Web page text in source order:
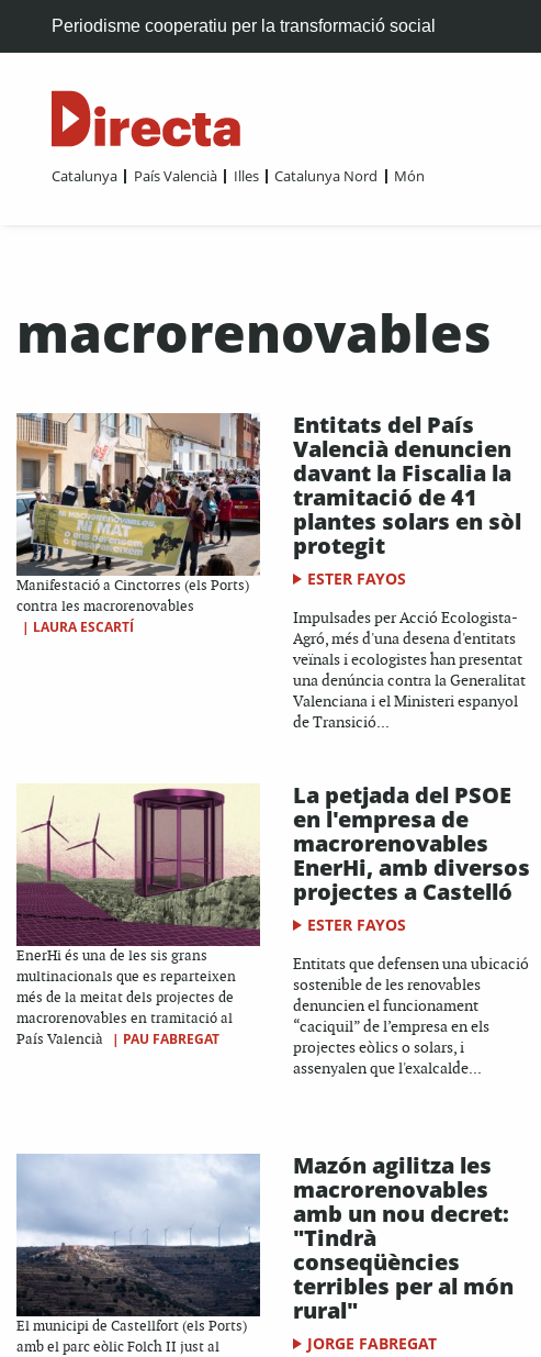
Periodisme cooperatiu per la transformació social
Catalunya País Valencià Illes Catalunya Nord Món
macrorenovables
Manifestació a Cinctorres (els Ports)
contra les macrorenovables
| LAURA ESCARTÍ
Entitats del País
Valencià denuncien
davant la Fiscalia la
tramitació de 41
plantes solars en sòl
protegit
ESTER FAYOS
Impulsades per Acció Ecologista-
Agró, més d'una desena d'entitats
veïnals i ecologistes han presentat
una denúncia contra la Generalitat
Valenciana i el Ministeri espanyol
de Transició...
EnerHi és una de les sis grans
multinacionals que es reparteixen
més de la meitat dels projectes de
macrorenovables en tramitació al
País Valencià
| PAU FABREGAT
La petjada del PSOE
en l'empresa de
macrorenovables
EnerHi, amb diversos
projectes a Castelló
ESTER FAYOS
Entitats que defensen una ubicació
sostenible de les renovables
denuncien el funcionament
“caciquil” de l’empresa en els
projectes eòlics o solars, i
assenyalen que l'exalcalde...
El municipi de Castellfort (els Ports)
amb el parc eòlic Folch II just al
Mazón agilitza les
macrorenovables
amb un nou decret:
"Tindrà
conseqüències
terribles per al món
rural"
JORGE FABREGAT